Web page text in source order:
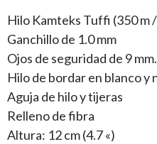
Hilo Kamteks Tuffi (350 m
Ganchillo de 1.0 mm
Ojos de seguridad de 9 mm.
Hilo de bordar en blanco y
Aguja de hilo y tijeras
Relleno de fibra
Altura: 12 cm (4.7 «)